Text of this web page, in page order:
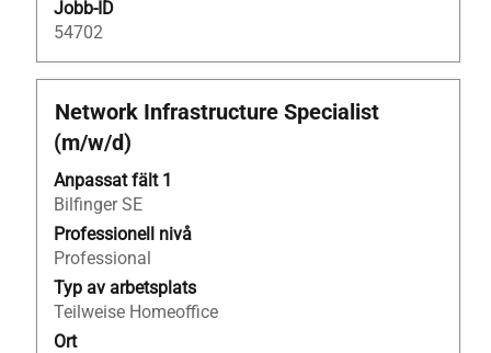
Jobb-ID
54702
Titel
Network Infrastructure Specialist
(m/w/d)
Anpassat fält 1
Bilfinger SE
Professionell nivå
Professional
Typ av arbetsplats
Teilweise Homeoffice
Ort
Klicka
på
blankstegstangenten
för
att
visa
allt
innehåll
i
jobbeskrivningen.